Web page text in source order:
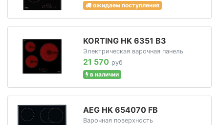
ожидаем поступления
KORTING HK 6351 B3
Электрическая варочная панель
21 570 руб
в наличии
AEG HK 654070 FB
Варочная поверхность